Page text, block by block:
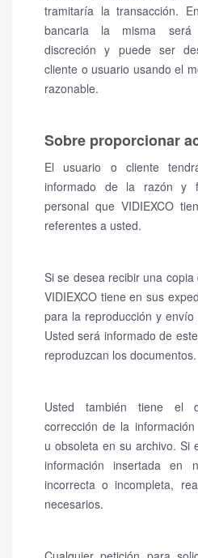
tramitaría la transacción.
bancaria la misma
discreción y puede ser
cliente o usuario usando el
razonable.
Sobre proporcionar
El usuario o cliente
informado de la razón y
personal que VIDIEXCO
referentes a usted.
Si se desea recibir una
VIDIEXCO tiene en sus
para la reproducción y
Usted será informado de
reproduzcan los documentos.
Usted también tiene el
corrección de la
u obsoleta en su archivo. Si
información insertada en
incorrecta o incompleta,
necesarios.